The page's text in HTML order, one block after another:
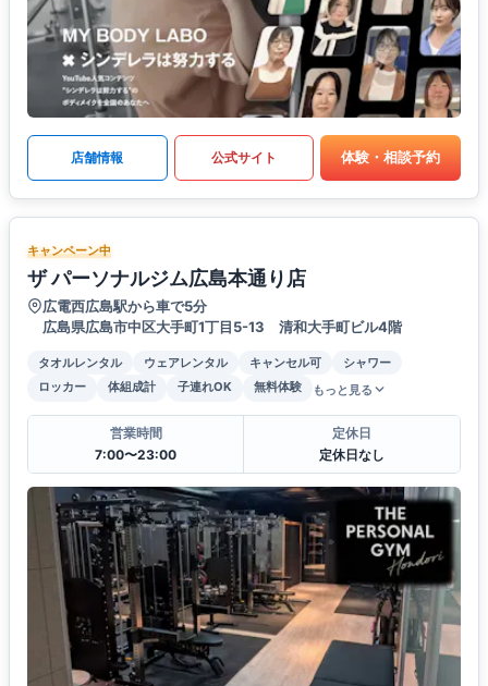
店舗情報 公式サイト 体験・相談予約
キャンペーン中
ザ パーソナルジム広島本通り店
広電西広島駅から車で5分
広島県広島市中区大手町1丁目5-13 清和大手町ビル4階
タオルレンタル ウェアレンタル キャンセル可
シャワー
ロッカー
体組成計 子連れOK 無料体験 もっと見る
営業時間
7:00〜23:00
定休日
定休日なし